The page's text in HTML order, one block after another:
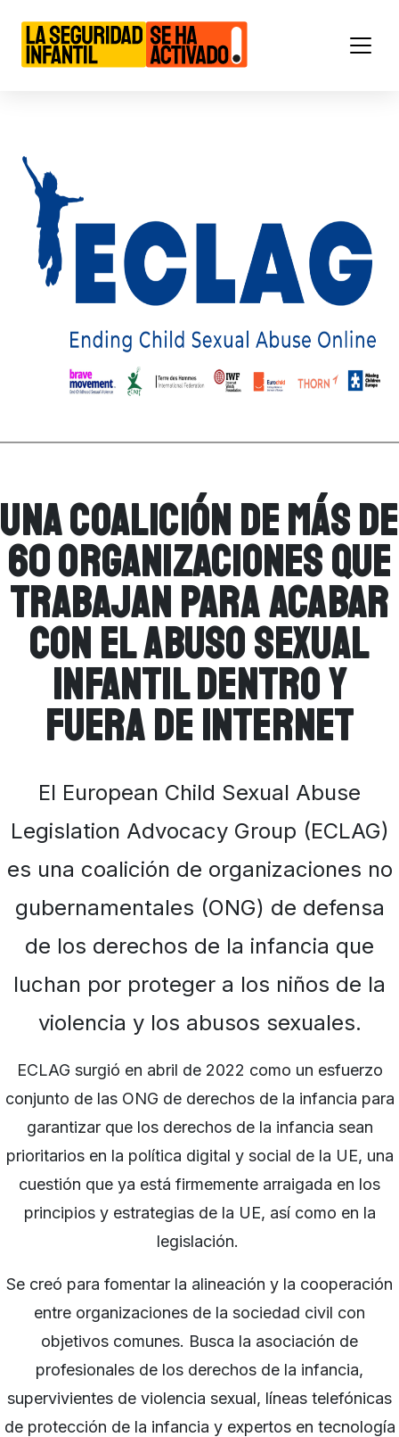
Main Navigation
Una coalición de más de
60 organizaciones que
trabajan para acabar
con el abuso sexual
infantil dentro y
fuera de internet
El European Child Sexual Abuse
Legislation Advocacy Group (ECLAG)
es una coalición de organizaciones no
gubernamentales (ONG) de defensa
de los derechos de la infancia que
luchan por proteger a los niños de la
violencia y los abusos sexuales.
ECLAG surgió en abril de 2022 como un esfuerzo
conjunto de las ONG de derechos de la infancia para
garantizar que los derechos de la infancia sean
prioritarios en la política digital y social de la UE, una
cuestión que ya está firmemente arraigada en los
principios y estrategias de la UE, así como en la
legislación.
Se creó para fomentar la alineación y la cooperación
entre organizaciones de la sociedad civil con
objetivos comunes. Busca la asociación de
profesionales de los derechos de la infancia,
supervivientes de violencia sexual, líneas telefónicas
de protección de la infancia y expertos en tecnología